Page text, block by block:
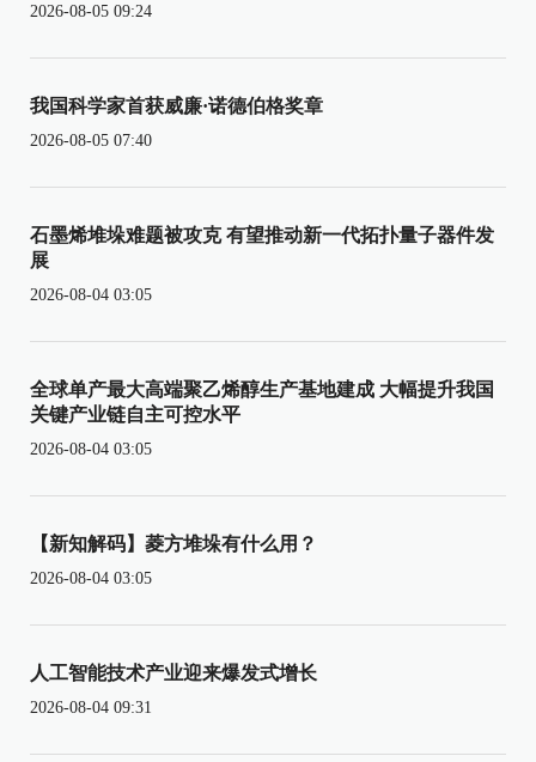
2026-08-05 09:24
我国科学家首获威廉·诺德伯格奖章
2026-08-05 07:40
石墨烯堆垛难题被攻克 有望推动新一代拓扑量子器件发
展
2026-08-04 03:05
全球单产最大高端聚乙烯醇生产基地建成 大幅提升我国
关键产业链自主可控水平
2026-08-04 03:05
【新知解码】菱方堆垛有什么用？
2026-08-04 03:05
人工智能技术产业迎来爆发式增长
2026-08-04 09:31